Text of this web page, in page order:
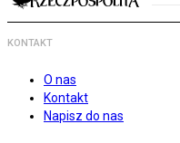
KONTAKT
O nas
Kontakt
Napisz do nas